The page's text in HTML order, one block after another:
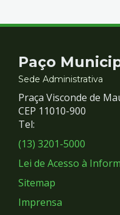
Contato
e
Redes
Sociais
Paço
Sede Administrativa
Praça Visconde de
CEP 11010-900
Tel:
(13) 3201-5000
Lei de Acesso à
Sitemap
Imprensa